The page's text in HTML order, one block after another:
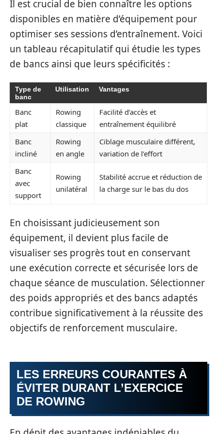
Il est crucial de bien connaître les options
disponibles en matière d’équipement pour
optimiser ses sessions d’entraînement. Voici
un tableau récapitulatif qui étudie les types
de bancs ainsi que leurs spécificités :
Type de
banc
Utilisation Vantages
Banc
plat
Rowing
classique
Facilité d’accès et
entraînement équilibré
Banc
incliné
Rowing
en angle
Ciblage musculaire différent,
variation de l’effort
Banc
avec
support
Rowing
unilatéral
Stabilité accrue et réduction de
la charge sur le bas du dos
En choisissant judicieusement son
équipement, il devient plus facile de
visualiser ses progrès tout en conservant
une exécution correcte et sécurisée lors de
chaque séance de musculation. Sélectionner
des poids appropriés et des bancs adaptés
contribue significativement à la réussite des
objectifs de renforcement musculaire.
LES ERREURS COURANTES À
ÉVITER DURANT L’EXERCICE
DE ROWING